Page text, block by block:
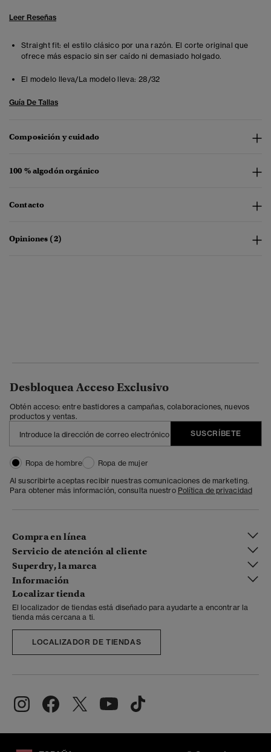
Leer Reseñas
Straight fit: el estilo clásico por una razón. El corte original que
ofrece más espacio sin ser caído ni demasiado holgado.
El modelo lleva/La modelo lleva: 28/32
Guía De Tallas
Composición y cuidado
100 % algodón orgánico
Contacto
Opiniones (2)
Desbloquea Acceso Exclusivo
Obtén acceso: entre bastidores a campañas, colaboraciones, nuevos
productos y ventas.
SUSCRÍBETE
Ropa de hombre
Ropa de mujer
Al suscribirte aceptas recibir nuestras comunicaciones de marketing.
Para obtener más información, consulta nuestro Política de privacidad
Compra en línea
Servicio de atención al cliente
Superdry, la marca
Información
Localizar tienda
El localizador de tiendas está diseñado para ayudarte a encontrar la
tienda más cercana a ti.
LOCALIZADOR DE TIENDAS